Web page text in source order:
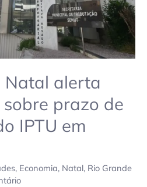
Natal alerta
prazo de
IPTU em
, Economia, Natal, Rio Grande